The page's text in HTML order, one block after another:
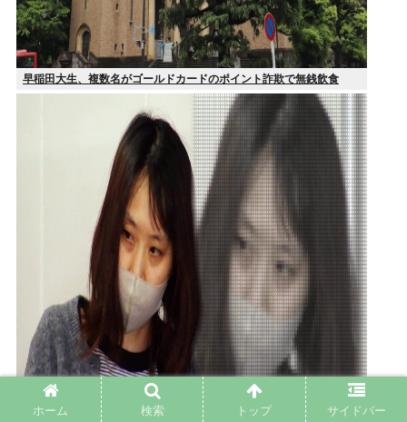
早稲田大生、複数名がゴールドカードのポイント詐欺で無銭飲食
ホーム 検索 トップ サイドバー